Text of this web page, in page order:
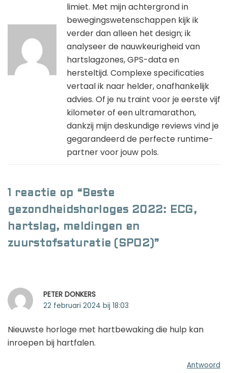
limiet. Met mijn achtergrond in
bewegingswetenschappen kijk ik
verder dan alleen het design; ik
analyseer de nauwkeurigheid van
hartslagzones, GPS-data en
hersteltijd. Complexe specificaties
vertaal ik naar helder, onafhankelijk
advies. Of je nu traint voor je eerste vijf
kilometer of een ultramarathon,
dankzij mijn deskundige reviews vind je
gegarandeerd de perfecte runtime-
partner voor jouw pols.
1 reactie op “Beste
gezondheidshorloges 2022: ECG,
hartslag, meldingen en
zuurstofsaturatie (SPO2)”
PETER DONKERS
22 februari 2024 bij 18:03
Nieuwste horloge met hartbewaking die hulp kan
inroepen bij hartfalen.
Antwoord